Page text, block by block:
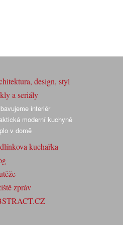
design, styl
a seriály
interiér
moderní kuchyně
v domě
kuchařka
zpráv